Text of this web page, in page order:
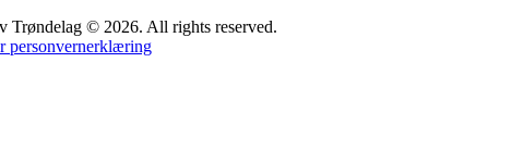
© 2026. All rights reserved.
personvernerklæring